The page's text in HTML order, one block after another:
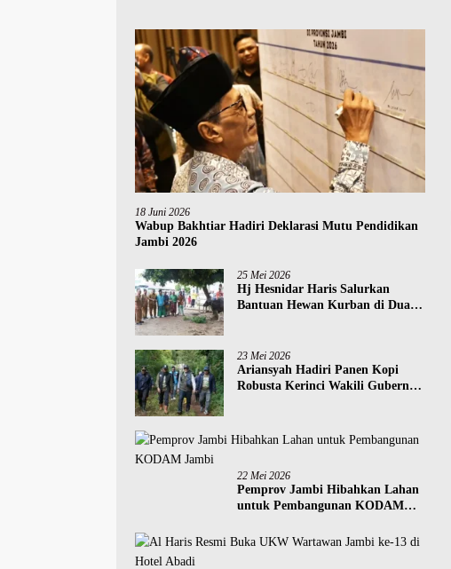
18 Juni 2026
Wabup Bakhtiar Hadiri Deklarasi Mutu Pendidikan
Jambi 2026
25 Mei 2026
Hj Hesnidar Haris Salurkan
Bantuan Hewan Kurban di Dua
23 Mei 2026
Ariansyah Hadiri Panen Kopi
Robusta Kerinci Wakili Gubernur
22 Mei 2026
Pemprov Jambi Hibahkan Lahan
untuk Pembangunan KODAM